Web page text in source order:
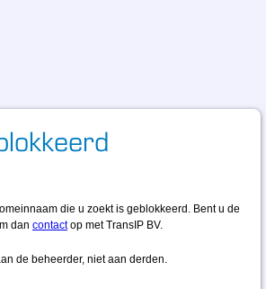
die u zoekt is geblokkeerd. Bent u de
dan contactop met TransIP BV.
de beheerder, niet aan derden.